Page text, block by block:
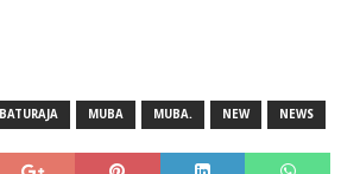
BATURAJA MUBA MUBA. NEW NEWS